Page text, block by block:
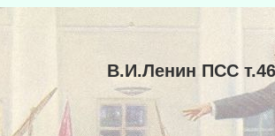
В.И.Ленин ПСС